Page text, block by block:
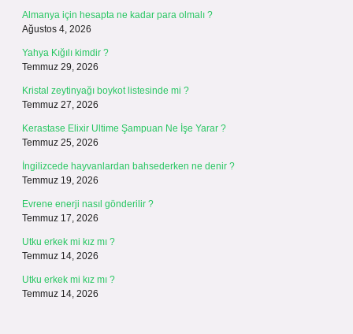
Almanya için hesapta ne kadar para olmalı ?
Ağustos 4, 2026
Yahya Kığılı kimdir ?
Temmuz 29, 2026
Kristal zeytinyağı boykot listesinde mi ?
Temmuz 27, 2026
Kerastase Elixir Ultime Şampuan Ne İşe Yarar ?
Temmuz 25, 2026
İngilizcede hayvanlardan bahsederken ne denir ?
Temmuz 19, 2026
Evrene enerji nasıl gönderilir ?
Temmuz 17, 2026
Utku erkek mi kız mı ?
Temmuz 14, 2026
Utku erkek mi kız mı ?
Temmuz 14, 2026